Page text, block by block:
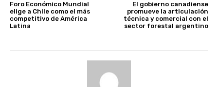
Foro Económico Mundial
elige a Chile como el más
competitivo de América
Latina
El gobierno canadiense
promueve la articulación
técnica y comercial con el
sector forestal argentino